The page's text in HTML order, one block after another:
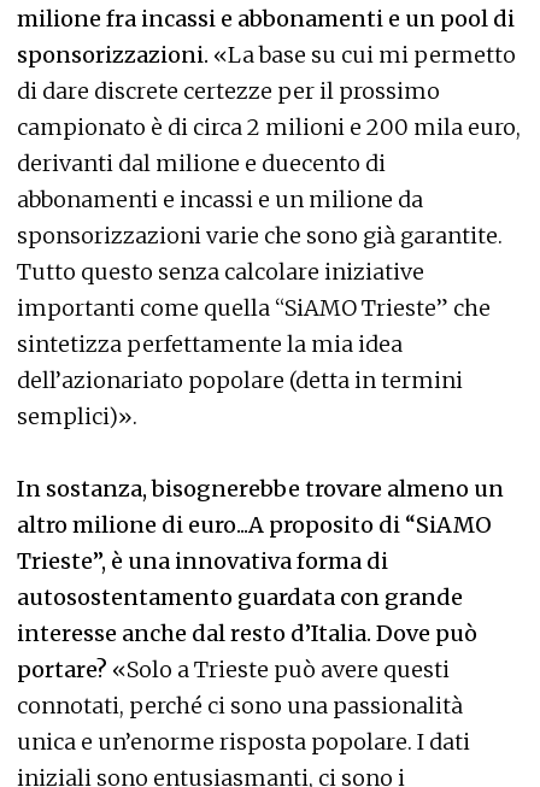
milione fra incassi e abbonamenti e un pool di
sponsorizzazioni. «La base su cui mi permetto
di dare discrete certezze per il prossimo
campionato è di circa 2 milioni e 200 mila euro,
derivanti dal milione e duecento di
abbonamenti e incassi e un milione da
sponsorizzazioni varie che sono già garantite.
Tutto questo senza calcolare iniziative
importanti come quella “SiAMO Trieste” che
sintetizza perfettamente la mia idea
dell’azionariato popolare (detta in termini
semplici)».
In sostanza, bisognerebbe trovare almeno un
altro milione di euro...A proposito di “SiAMO
Trieste”, è una innovativa forma di
autosostentamento guardata con grande
interesse anche dal resto d’Italia. Dove può
portare? «Solo a Trieste può avere questi
connotati, perché ci sono una passionalità
unica e un’enorme risposta popolare. I dati
iniziali sono entusiasmanti, ci sono i